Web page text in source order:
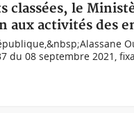
classées, le
activités des
du 08 septembre 2021,